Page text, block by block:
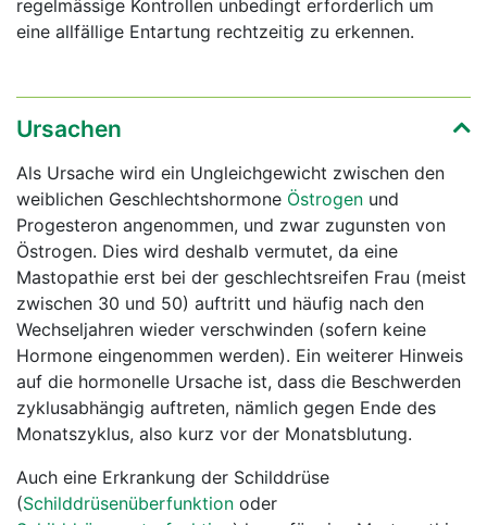
regelmässige Kontrollen unbedingt erforderlich um
eine allfällige Entartung rechtzeitig zu erkennen.
Ursachen
Als Ursache wird ein Ungleichgewicht zwischen den
weiblichen Geschlechtshormone Östrogen und
Progesteron angenommen, und zwar zugunsten von
Östrogen. Dies wird deshalb vermutet, da eine
Mastopathie erst bei der geschlechtsreifen Frau (meist
zwischen 30 und 50) auftritt und häufig nach den
Wechseljahren wieder verschwinden (sofern keine
Hormone eingenommen werden). Ein weiterer Hinweis
auf die hormonelle Ursache ist, dass die Beschwerden
zyklusabhängig auftreten, nämlich gegen Ende des
Monatszyklus, also kurz vor der Monatsblutung.
Auch eine Erkrankung der Schilddrüse
(Schilddrüsenüberfunktion oder